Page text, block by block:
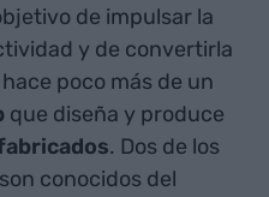
de impulsar la
y de convertirla
poco más de un
que diseña y produce
. Dos de los
conocidos del